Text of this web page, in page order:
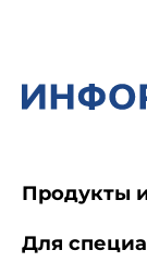
Продукты
Для